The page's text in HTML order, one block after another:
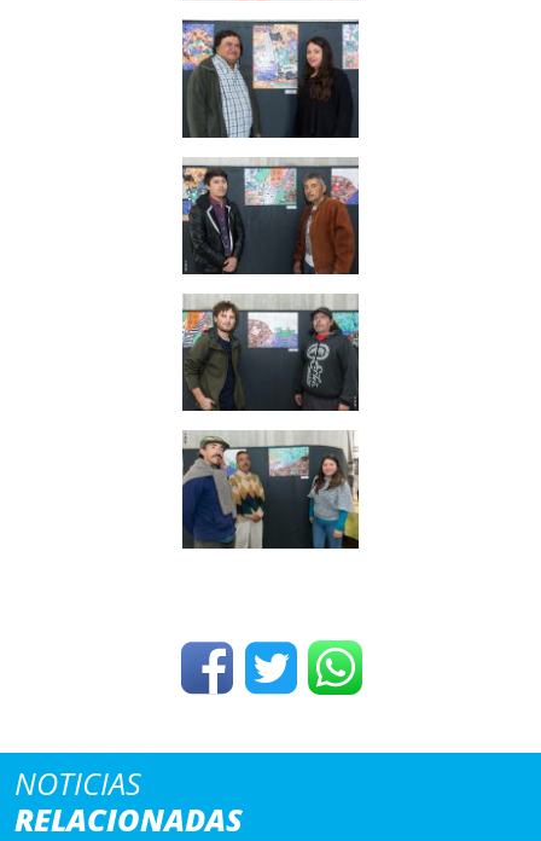
NOTICIAS
RELACIONADAS